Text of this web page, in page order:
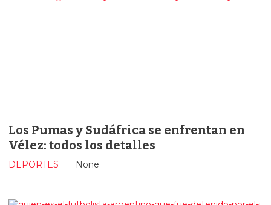
Los Pumas y Sudáfrica se enfrentan en
Vélez: todos los detalles
None
DEPORTES